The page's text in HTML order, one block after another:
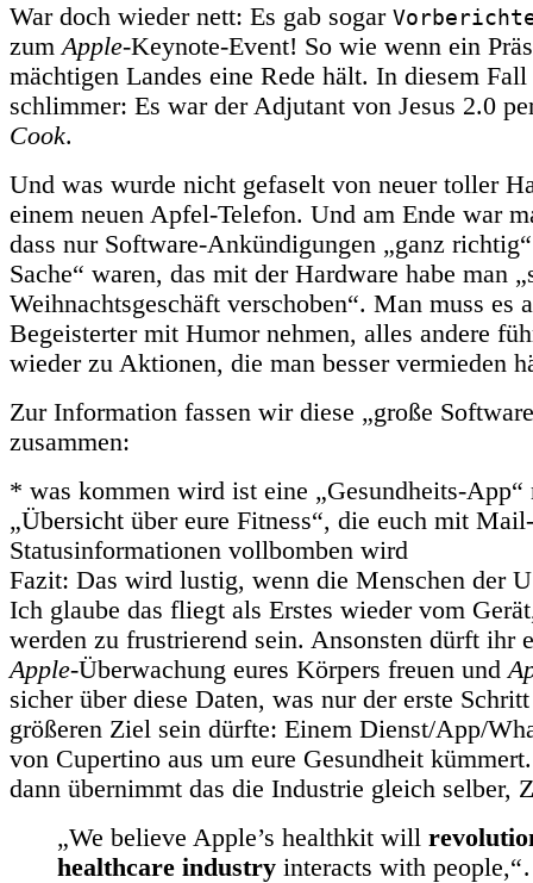
War doch wieder nett: Es gab sogar
zumApple-Keynote-Event! So wie wenn ein
mächtigen Landes eine Rede hält. In diesem
schlimmer: Es war der Adjutant von Jesus 2.0
Cook.
Und was wurde nicht gefaselt von neuer toller
einem neuen Apfel-Telefon. Und am Ende war
dass nur Software-Ankündigungen „ganz
Sache“ waren, das mit der Hardware habe man
Weihnachtsgeschäft verschoben“. Man muss es
Begeisterter mit Humor nehmen, alles andere
wieder zu Aktionen, die man besser vermieden
Zur Information fassen wir diese „große
zusammen:
* was kommen wird ist eine „Gesundheits-
„Übersicht über eure Fitness“, die euch mit
Statusinformationen vollbomben wird
Fazit: Das wird lustig, wenn die Menschen der
Ich glaube das fliegt als Erstes wieder vom
werden zu frustrierend sein. Ansonsten dürft ihr
Apple-Überwachung eures Körpers freuen und
sicher über diese Daten, was nur der erste
größeren Ziel sein dürfte: Einem Dienst/App/
von Cupertino aus um eure Gesundheit
dann übernimmt das die Industrie gleich selber,
„We believe Apple’s healthkit will
healthcare industry interacts with